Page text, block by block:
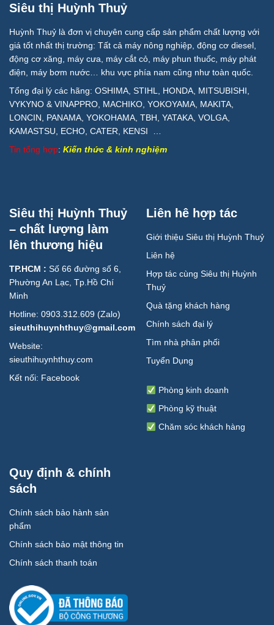
Siêu thị Huỳnh Thuỷ
Huỳnh Thuỷ là đơn vị chuyên cung cấp sản phẩm chất lượng với
giá tốt nhất thị trường: Tất cả máy nông nghiệp, động cơ diesel,
động cơ xăng, máy cưa, máy cắt cỏ, máy phun thuốc, máy phát
điện, máy bơm nước… khu vực phía nam cũng như toàn quốc.
Tổng đại lý các hãng: OSHIMA, STIHL, HONDA, MITSUBISHI,
VYKYNO & VINAPPRO, MACHIKO, YOKOYAMA, MAKITA,
LONCIN, PANAMA, YOKOHAMA, TBH, YATAKA, VOLGA,
KAMASTSU, ECHO, CATER, KENSI …
Tin tổng hợp: Kiến thức & kinh nghiệm
Siêu thị Huỳnh Thuỷ
– chất lượng làm
lên thương hiệu
TP.HCM : Số 66 đường số 6,
Phường An Lạc, Tp.Hồ Chí
Minh
Hotline: 0903.312.609 (Zalo)
sieuthihuynhthuy@gmail.com
Website:
sieuthihuynhthuy.com
Kết nối: Facebook
Liên hê hợp tác
Giới thiệu Siêu thị Huỳnh Thuỷ
Liên hệ
Hợp tác cùng Siêu thị Huỳnh
Thuỷ
Quà tặng khách hàng
Chính sách đại lý
Tìm nhà phân phối
Tuyển Dụng
Phòng kinh doanh
Phòng kỹ thuật
Chăm sóc khách hàng
Quy định & chính
sách
Chính sách bảo hành sản
phẩm
Chính sách bảo mật thông tin
Chính sách thanh toán